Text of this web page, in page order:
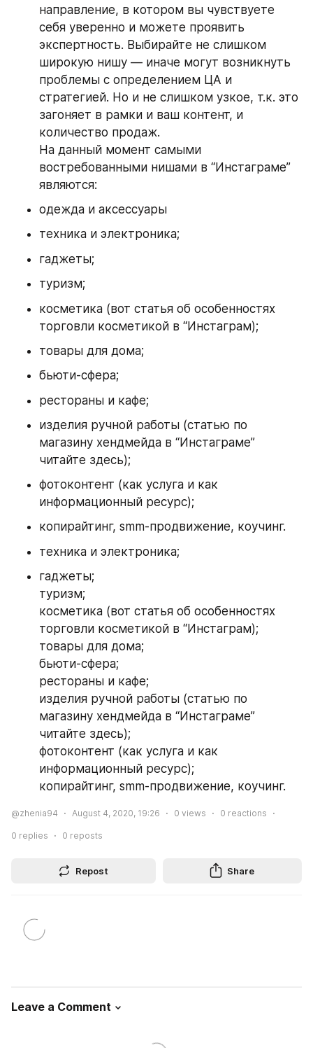
направление, в котором вы чувствуете
себя уверенно и можете проявить
экспертность. Выбирайте не слишком
широкую нишу — иначе могут возникнуть
проблемы с определением ЦА и
стратегией. Но и не слишком узкое, т.к. это
загоняет в рамки и ваш контент, и
количество продаж.
На данный момент самыми
востребованными нишами в “Инстаграме”
являются:
одежда и аксессуары
техника и электроника;
гаджеты;
туризм;
косметика (вот статья об особенностях
торговли косметикой в “Инстаграм);
товары для дома;
бьюти-сфера;
рестораны и кафе;
изделия ручной работы (статью по
магазину хендмейда в “Инстаграме”
читайте здесь);
фотоконтент (как услуга и как
информационный ресурс);
копирайтинг, smm-продвижение, коучинг.
техника и электроника;
гаджеты;
туризм;
косметика (вот статья об особенностях
торговли косметикой в “Инстаграм);
товары для дома;
бьюти-сфера;
рестораны и кафе;
изделия ручной работы (статью по
магазину хендмейда в “Инстаграме”
читайте здесь);
фотоконтент (как услуга и как
информационный ресурс);
копирайтинг, smm-продвижение, коучинг.
@zhenia94 August 4, 2020, 19:26 0 views 0 reactions
0 replies 0 reposts
Repost Share
Leave a Comment